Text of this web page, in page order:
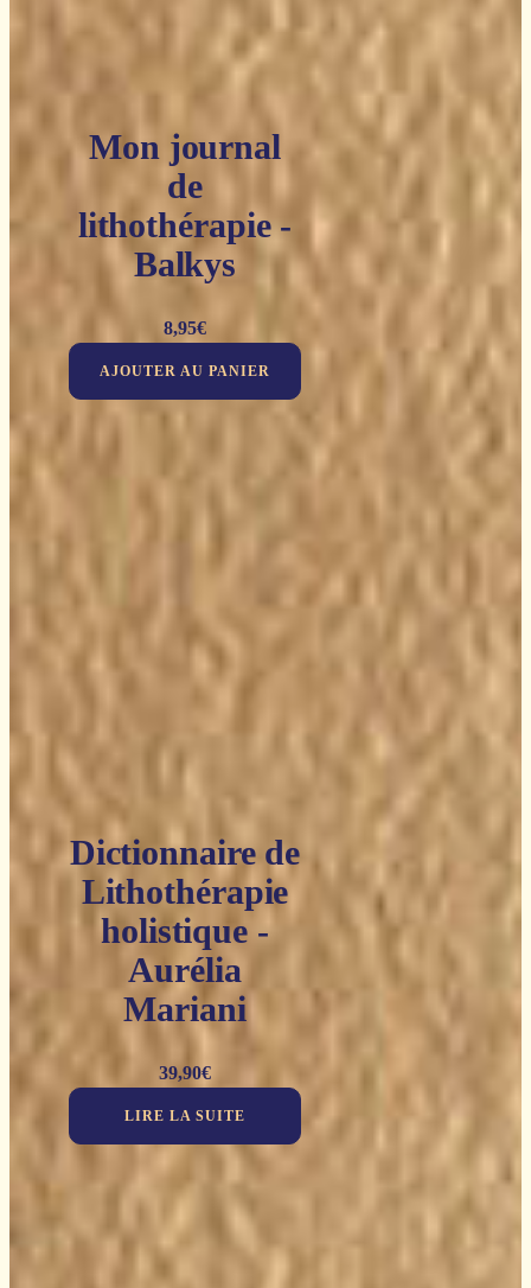
Mon journal
de
lithothérapie -
Balkys
8,95€
AJOUTER AU PANIER
Dictionnaire de
Lithothérapie
holistique -
Aurélia
Mariani
39,90€
LIRE LA SUITE